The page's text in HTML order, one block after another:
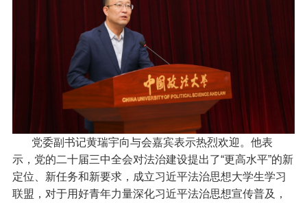
党委副书记黄瑞宇向与会嘉宾表示热烈欢迎。他表
示，党的二十届三中全会对法治建设提出了“更高水平”的新
定位、新任务和新要求，成立习近平法治思想大学生学习
联盟，对于用好青年力量深化习近平法治思想宣传普及，